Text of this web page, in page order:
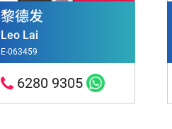
黎德发
Leo Lai
E-063459
6280 9305